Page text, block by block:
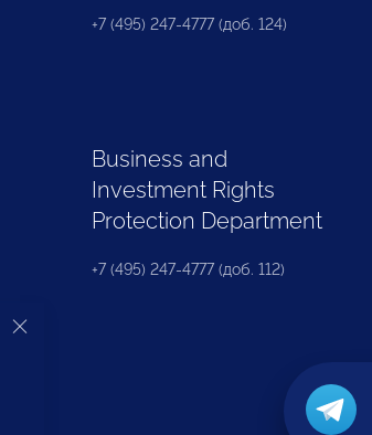
+7 (495) 247-4777 (доб. 124)
Business and
Investment Rights
Protection Department
+7 (495) 247-4777 (доб. 112)